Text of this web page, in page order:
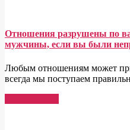
Отношения разрушены по
мужчины, если вы были
Любым отношениям может
всегда мы поступаем